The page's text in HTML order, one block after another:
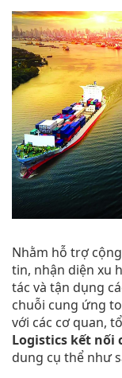
Nhằm hỗ trợ
tin, nhận diện xu
tác và tận dụng
chuỗi cung ứng
với các cơ quan,
Logistics kết nối
dung cụ thể như